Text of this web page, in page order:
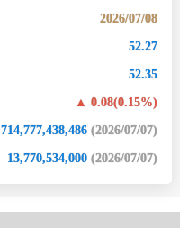
2026/07/08
52.27
52.35
0.08(0.15%)
714,777,438,486 (2026/07/07)
13,770,534,000 (2026/07/07)